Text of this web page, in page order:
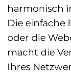
harmonisch
Die einfache
oder die
macht die
Ihres